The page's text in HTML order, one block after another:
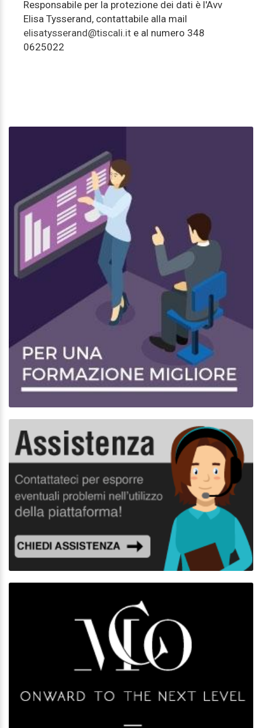
Responsabile per la protezione dei dati è l'Avv
Elisa Tysserand, contattabile alla mail
elisatysserand@tiscali.it e al numero 348
0625022